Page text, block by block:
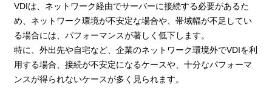
VDIは、ネットワーク経由でサーバーに接続する必要があるた
め、ネットワーク環境が不安定な場合や、帯域幅が不足してい
る場合には、パフォーマンスが著しく低下します。
特に、外出先や自宅など、企業のネットワーク環境外でVDIを利
用する場合、接続が不安定になるケースや、十分なパフォーマ
ンスが得られないケースが多く見られます。